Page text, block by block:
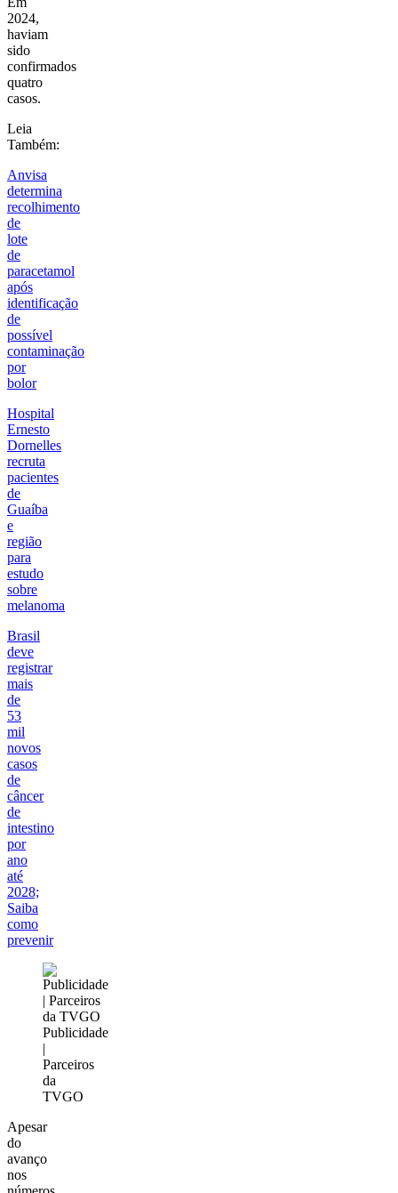
2024,
haviam
sido
confirmados
quatro
casos.
Leia
Também:
Anvisa
determina
recolhimento
de
lote
de
paracetamol
após
identificação
de
possível
contaminação
por
bolor
Hospital
Ernesto
Dornelles
recruta
pacientes
de
Guaíba
e
região
para
estudo
sobre
melanoma
Brasil
deve
registrar
mais
de
53
mil
novos
casos
de
câncer
de
intestino
por
ano
até
2028;
Saiba
como
prevenir
Publicidade
|
Parceiros
da
TVGO
Apesar
do
avanço
nos